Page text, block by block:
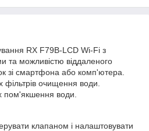
RX F79B-LCD Wi-Fi з
можливістю віддаленого
зі смартфона або комп'ютера.
очищення води.
пом'якшення води.
клапаном і налаштовувати